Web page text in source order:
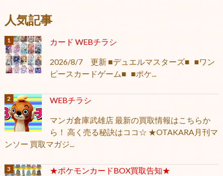
人気記事
カード WEBチラシ
2026/8/7 更新 ■デュエルマスターズ■ ■ワン
ピースカードゲーム■ ■ポケ...
WEBチラシ
マンガ倉庫武雄店 最新の買取情報はこちらか
ら！ 高く売る秘訣はココ☆ ★OTAKARA月刊マ
ンソー 買取マガジ...
★ポケモンカードBOX買取告知★